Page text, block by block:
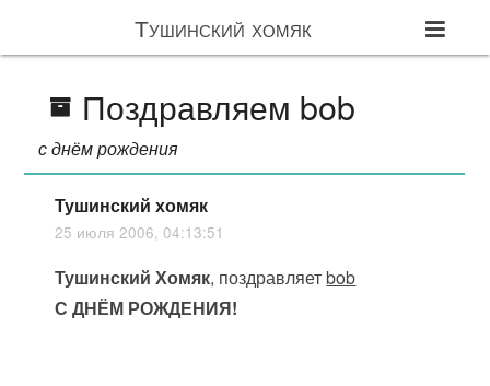
Тушинский хомяк
Поздравляем bob
с днём рождения
Тушинский хомяк
25 июля 2006, 04:13:51
Тушинский Хомяк, поздравляетbob
С ДНЁМ РОЖДЕНИЯ!